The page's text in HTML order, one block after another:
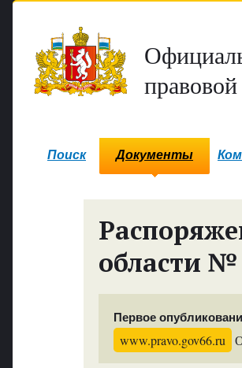
Поиск Документы
области №
Первое
www.pravo.gov66.ru